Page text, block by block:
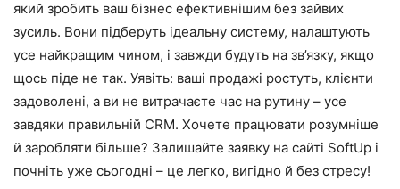
який зробить ваш бізнес ефективнішим без зайвих
зусиль. Вони підберуть ідеальну систему, налаштують
усе найкращим чином, і завжди будуть на зв’язку, якщо
щось піде не так. Уявіть: ваші продажі ростуть, клієнти
задоволені, а ви не витрачаєте час на рутину – усе
завдяки правильній CRM. Хочете працювати розумніше
й заробляти більше? Залишайте заявку на сайті SoftUp і
почніть уже сьогодні – це легко, вигідно й без стресу!